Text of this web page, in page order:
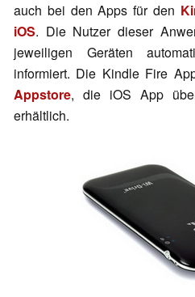
auch bei den Apps für den
iOS. Die Nutzer dieser
jeweiligen Geräten
informiert. Die Kindle Fire
Appstore, die iOS App
erhältlich.